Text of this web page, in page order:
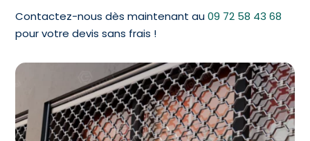
Contactez-nous dès maintenant au09 72 58 43 68
pour votre devis sans frais !